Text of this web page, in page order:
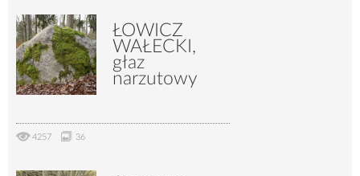
7261 32
ŁOWICZ
WAŁECKI,
głaz
narzutowy
4257 36